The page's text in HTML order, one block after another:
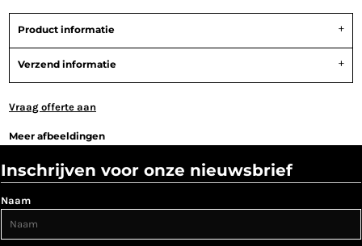
Product informatie
Verzend informatie
Vraag offerte aan
Meer afbeeldingen
Inschrijven voor onze nieuwsbrief
Naam